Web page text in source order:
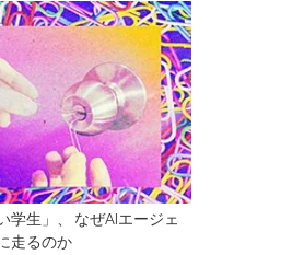
学生」、 なぜAIエージェ
走るのか